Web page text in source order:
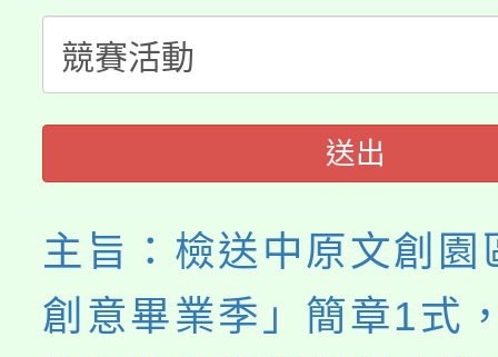
者。
份教師研習
淨零綠生活教案入校路
會
115年食農教育專業人
送出
主旨：檢送中原文創
創意畢業季」簡章1式